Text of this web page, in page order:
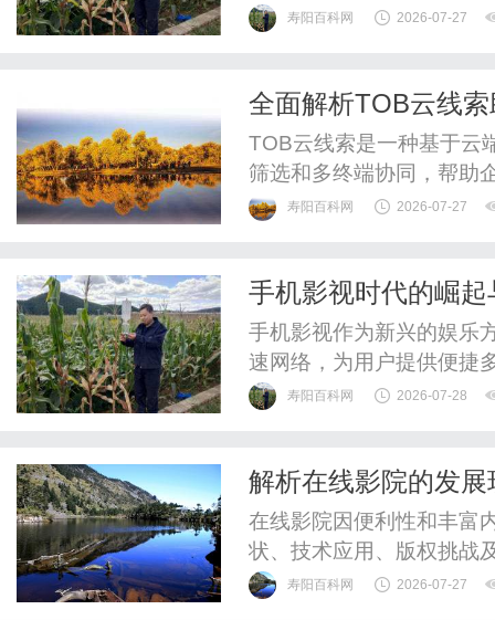
台。寿阳百科网 2026-07-27
全面解析TOB云线
TOB云线索是一种基于云
筛选和多终端协同，帮助
长。寿阳百科网 2026-07-27
手机影视时代的崛
手机影视作为新兴的娱乐
速网络，为用户提供便捷
级。寿阳百科网 2026-07-28
解析在线影院的发
崛起
在线影院因便利性和丰富
状、技术应用、版权挑战
寿阳百科网 2026-07-27